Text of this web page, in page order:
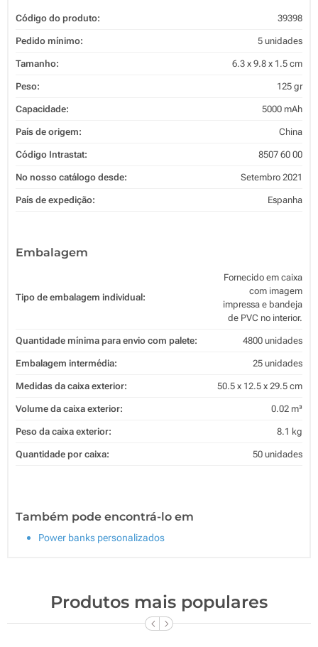
Código do produto: 39398
Pedido mínimo: 5 unidades
Tamanho: 6.3 x 9.8 x 1.5 cm
Peso: 125 gr
Capacidade: 5000 mAh
País de origem: China
Código Intrastat: 8507 60 00
No nosso catálogo desde: Setembro 2021
País de expedição: Espanha
Embalagem
Tipo de embalagem individual:
Fornecido em caixa
com imagem
impressa e bandeja
de PVC no interior.
Quantidade mínima para envio com palete: 4800 unidades
Embalagem intermédia: 25 unidades
Medidas da caixa exterior: 50.5 x 12.5 x 29.5 cm
Volume da caixa exterior: 0.02 m³
Peso da caixa exterior: 8.1 kg
Quantidade por caixa: 50 unidades
Também pode encontrá-lo em
Power banks personalizados
Produtos mais populares